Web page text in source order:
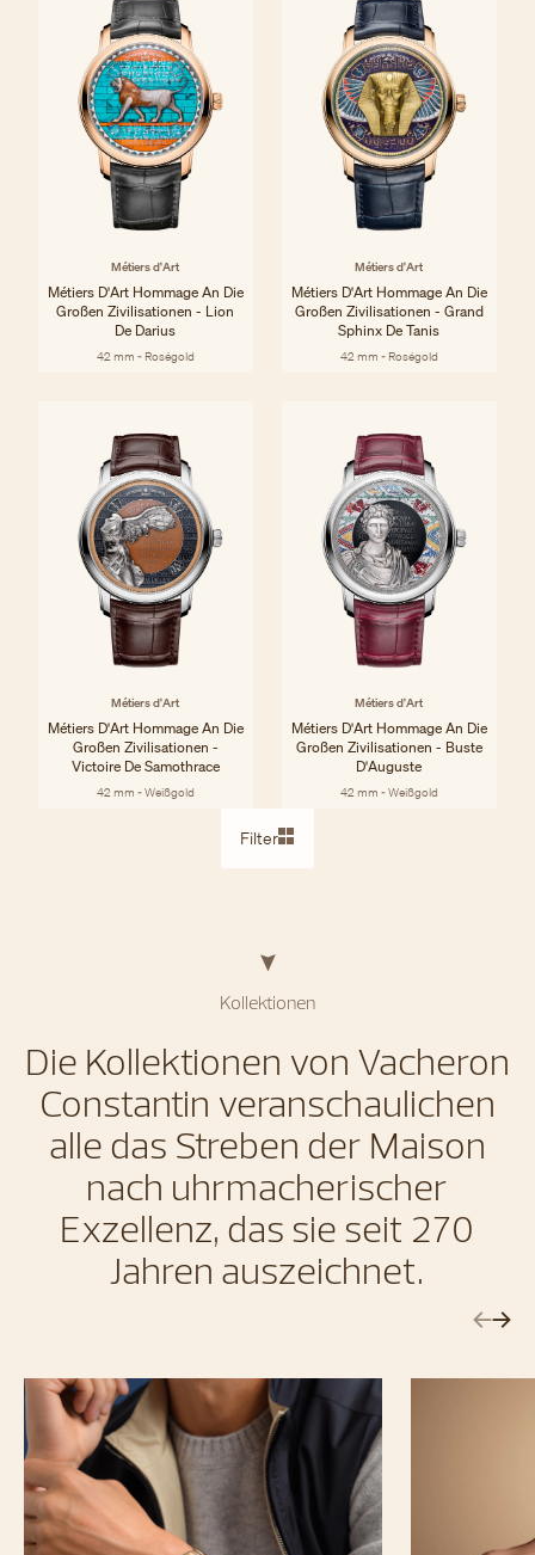
Filter
Métiers d'Art
Métiers D'Art Hommage An Die
Großen Zivilisationen - Lion
De Darius
42 mm - Roségold
Métiers d'Art
Métiers D'Art Hommage An Die
Großen Zivilisationen - Grand
Sphinx De Tanis
42 mm - Roségold
Métiers d'Art
Métiers D'Art Hommage An Die
Großen Zivilisationen -
Victoire De Samothrace
42 mm - Weißgold
Métiers d'Art
Métiers D'Art Hommage An Die
Großen Zivilisationen - Buste
D'Auguste
42 mm - Weißgold
Kollektionen
Die Kollektionen von Vacheron
Constantin veranschaulichen
alle das Streben der Maison
nach uhrmacherischer
Exzellenz, das sie seit 270
Jahren auszeichnet.